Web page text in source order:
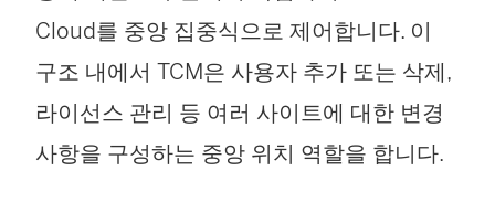
Cloud를 중앙 집중식으로 제어합니다. 이
구조 내에서 TCM은 사용자 추가 또는 삭제,
라이선스 관리 등 여러 사이트에 대한 변경
사항을 구성하는 중앙 위치 역할을 합니다.